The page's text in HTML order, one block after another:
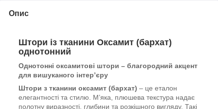
Опис
Штори із тканини Оксамит (бархат)
однотонний
Однотонні оксамитові штори – благородний акцент
для вишуканого інтер’єру
Штори з тканини оксамит (бархат) – це еталон
елегантності та стилю. М’яка, плюшева текстура надає
полотну виразності, глибини та розкішного вигляду. Такі